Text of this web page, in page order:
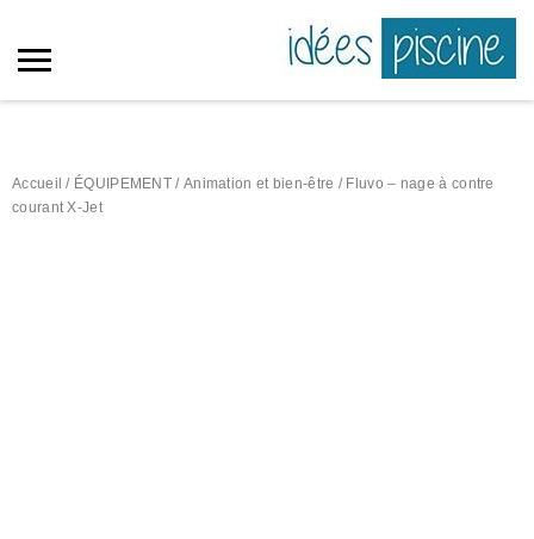
Accueil / ÉQUIPEMENT / Animation et bien-être / Fluvo – nage à contre
courant X-Jet